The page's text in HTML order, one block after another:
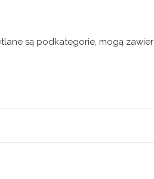
są podkategorie, mogą